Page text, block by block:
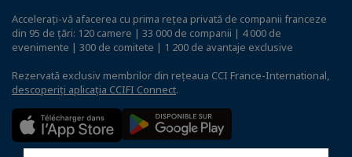
Accelerați-vă afacerea cu prima rețea privată de companii franceze
din 95 de țări: 120 camere | 33 000 de companii | 4 000 de
evenimente | 300 de comitete | 1 200 de avantaje exclusive
Rezervată exclusiv membrilor din rețeaua CCI France-International,
descoperiți aplicația CCIFI Connect.